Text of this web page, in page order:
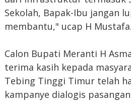
Sekolah, Bapak-Ibu jangan
membantu," ucap H Mustafa.
Calon Bupati Meranti H
terima kasih kepada
Tebing Tinggi Timur telah
kampanye dialogis